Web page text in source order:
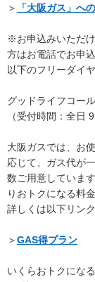
＞ 「大阪ガス」へ
※お申込みいただ
方はお電話でお申
以下のフリーダイ
グッドライフコー
（受付時間：全日
大阪ガスでは、お
応じて、ガス代が
数ご用意していま
りおトクになる料
詳しくは以下リン
＞GAS得プラン
いくらおトクにな